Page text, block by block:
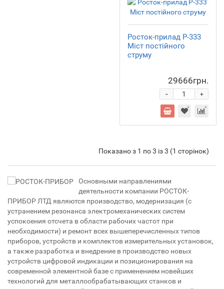
Росток-прилад Р-333
Міст постійного
струму
29666грн.
+
-
Показано з 1 по 3 із 3 (1 сторінок)
Основными направлениями
деятельности компании РОСТОК-
ПРИБОР ЛТД являются производство, модернизация (с
устранением резонанса электромеханических систем
успокоения отсчета в области рабочих частот при
необходимости) и ремонт всех вышеперечисленных типов
приборов, устройств и комплектов измерительных установок,
а также разработка и внедрение в производство новых
устройств цифровой индикации и позиционирования на
современной элементной базе с применением новейших
технологий для металлообрабатывающих станков и